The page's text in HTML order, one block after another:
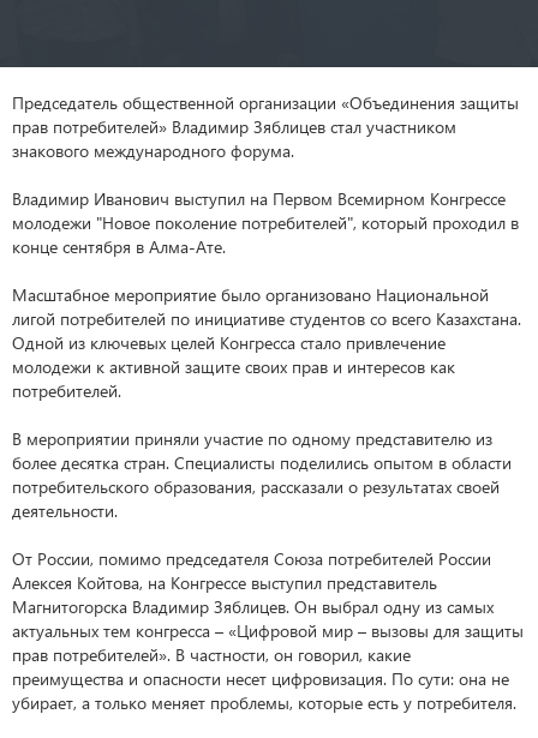
Председатель общественной организации «Объединения защиты
прав потребителей» Владимир Зяблицев стал участником
знакового международного форума.
Владимир Иванович выступил на Первом Всемирном Конгрессе
молодежи "Новое поколение потребителей", который проходил в
конце сентября в Алма-Ате.
Масштабное мероприятие было организовано Национальной
лигой потребителей по инициативе студентов со всего Казахстана.
Одной из ключевых целей Конгресса стало привлечение
молодежи к активной защите своих прав и интересов как
потребителей.
В мероприятии приняли участие по одному представителю из
более десятка стран. Специалисты поделились опытом в области
потребительского образования, рассказали о результатах своей
деятельности.
От России, помимо председателя Союза потребителей России
Алексея Койтова, на Конгрессе выступил представитель
Магнитогорска Владимир Зяблицев. Он выбрал одну из самых
актуальных тем конгресса – «Цифровой мир – вызовы для защиты
прав потребителей». В частности, он говорил, какие
преимущества и опасности несет цифровизация. По сути: она не
убирает, а только меняет проблемы, которые есть у потребителя.